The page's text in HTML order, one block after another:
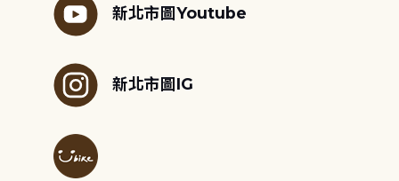
新北市圖Youtube
新北市圖IG